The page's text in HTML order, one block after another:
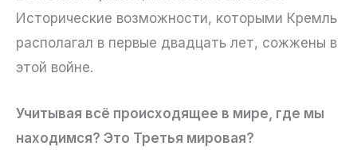
Исторические возможности, которыми Кремль
располагал в первые двадцать лет, сожжены в
этой войне.
Учитывая всё происходящее в мире, где мы
находимся? Это Третья мировая?